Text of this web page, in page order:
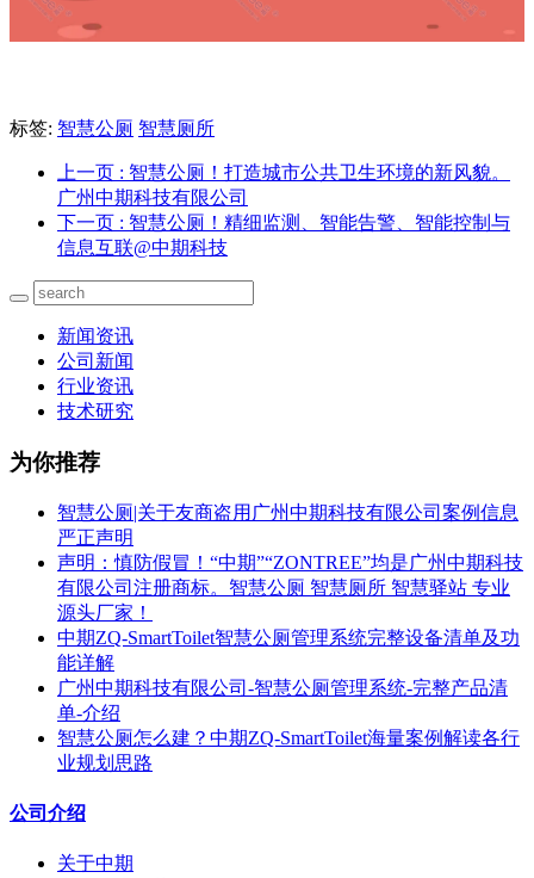
标签: 智慧公厕 智慧厕所
上一页 : 智慧公厕！打造城市公共卫生环境的新风貌。
广州中期科技有限公司
下一页 : 智慧公厕！精细监测、智能告警、智能控制与
信息互联@中期科技
新闻资讯
公司新闻
行业资讯
技术研究
为你推荐
智慧公厕|关于友商盗用广州中期科技有限公司案例信息
严正声明
声明：慎防假冒！“中期”“ZONTREE”均是广州中期科技
有限公司注册商标。智慧公厕 智慧厕所 智慧驿站 专业
源头厂家！
中期ZQ-SmartToilet智慧公厕管理系统完整设备清单及功
能详解
广州中期科技有限公司-智慧公厕管理系统-完整产品清
单-介绍
智慧公厕怎么建？中期ZQ-SmartToilet海量案例解读各行
业规划思路
公司介绍
关于中期